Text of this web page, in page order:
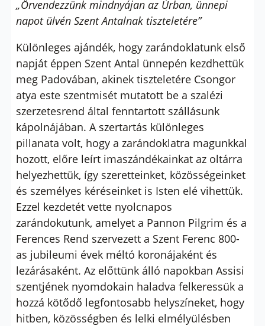
„Örvendezzünk mindnyájan az Úrban, ünnepi
napot ülvén Szent Antalnak tiszteletére”
Különleges ajándék, hogy zarándoklatunk első
napját éppen Szent Antal ünnepén kezdhettük
meg Padovában, akinek tiszteletére Csongor
atya este szentmisét mutatott be a szalézi
szerzetesrend által fenntartott szállásunk
kápolnájában. A szertartás különleges
pillanata volt, hogy a zarándoklatra magunkkal
hozott, előre leírt imaszándékainkat az oltárra
helyezhettük, így szeretteinket, közösségeinket
és személyes kéréseinket is Isten elé vihettük.
Ezzel kezdetét vette nyolcnapos
zarándokutunk, amelyet a Pannon Pilgrim és a
Ferences Rend szervezett a Szent Ferenc 800-
as jubileumi évek méltó koronájaként és
lezárásaként. Az előttünk álló napokban Assisi
szentjének nyomdokain haladva felkeressük a
hozzá kötődő legfontosabb helyszíneket, hogy
hitben, közösségben és lelki elmélyülésben